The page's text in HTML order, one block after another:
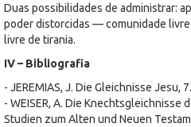
Duas possibilidades de administrar:
poder distorcidas — comunidade livre
livre de tirania.
IV – Bibliografia
- JEREMIAS, J. Die Gleichnisse Jesu,
- WEISER, A. Die Knechtsgleichnisse
Studien zum Alten und Neuen